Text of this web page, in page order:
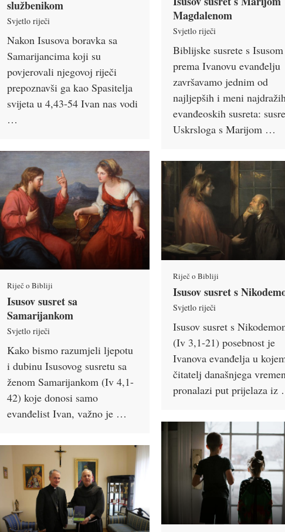
službenikom
Svjetlo riječi
Nakon Isusova boravka sa
Samarijancima koji su
povjerovali njegovoj riječi
prepoznavši ga kao Spasitelja
svijeta u 4,43-54 Ivan nas vodi
…
Magdalenom
Svjetlo riječi
Biblijske susrete s Isusom
prema Ivanovu evanđelju
završavamo jednim od
najljepših i meni najdražih
evanđeoskih susreta:
Uskrsloga s Marijom …
Riječ o Bibliji
Isusov susret sa
Samarijankom
Svjetlo riječi
Kako bismo razumjeli ljepotu
i dubinu Isusovog susretu sa
ženom Samarijankom (Iv 4,1-
42) koje donosi samo
evanđelist Ivan, važno je …
Riječ o Bibliji
Isusov susret s
Svjetlo riječi
Isusov susret s
(Iv 3,1-21) posebnost je
Ivanova evanđelja u
čitatelj današnjega
pronalazi put prijelaza iz